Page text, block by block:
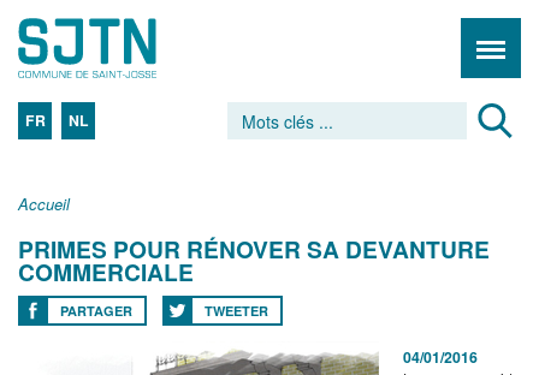
FR NL
Accueil
PRIMES POUR RÉNOVER SA DEVANTURE
COMMERCIALE
PARTAGER TWEETER
04/01/2016